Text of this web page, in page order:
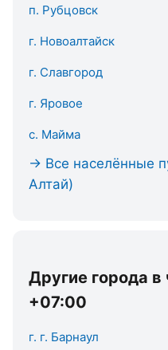
п. Рубцовск
г. Новоалтайск
г. Славгород
г. Яровое
с. Майма
→ Все населённые
Алтай)
Другие города
+07:00
г. г. Барнаул